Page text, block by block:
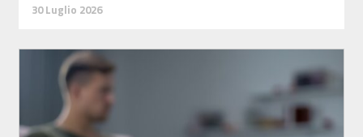
30 Luglio 2026